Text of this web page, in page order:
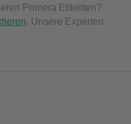
Primera Etiketten?
. Unsere Experten